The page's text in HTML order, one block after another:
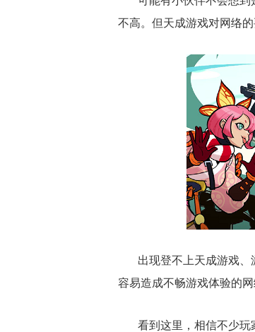
不高。但天成游戏对网络
出现登不上天成游戏
容易造成不畅游戏体验的
看到这里，相信不少